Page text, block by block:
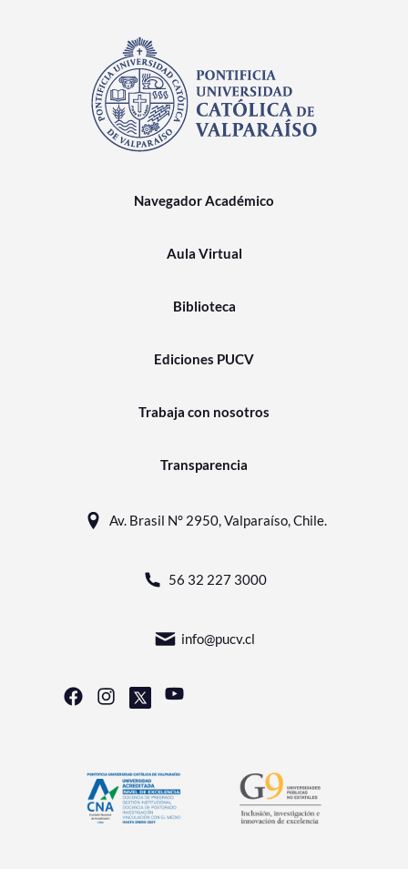
Navegador Académico
Aula Virtual
Biblioteca
Ediciones PUCV
Trabaja con nosotros
Transparencia
Av. Brasil N° 2950, Valparaíso, Chile.
56 32 227 3000
info@pucv.cl